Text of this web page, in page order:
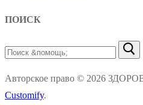
ПОИСК
Найти:
Авторское право © 2026
Customify.